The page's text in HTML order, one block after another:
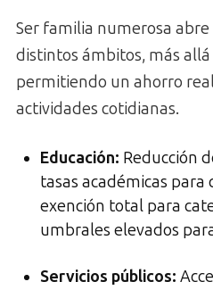
Ser familia numerosa
distintos ámbitos, más
permitiendo un ahorro
actividades cotidianas.
Educación: Reducción
tasas académicas
exención total para
umbrales elevados
Servicios públicos: